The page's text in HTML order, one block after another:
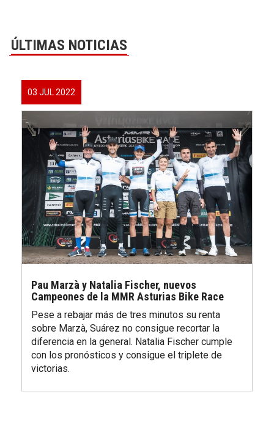
ÚLTIMAS NOTICIAS
03 JUL 2022
Pau Marzà y Natalia Fischer, nuevos
Campeones de la MMR Asturias Bike Race
Pese a rebajar más de tres minutos su renta
sobre Marzà, Suárez no consigue recortar la
diferencia en la general. Natalia Fischer cumple
con los pronósticos y consigue el triplete de
victorias.